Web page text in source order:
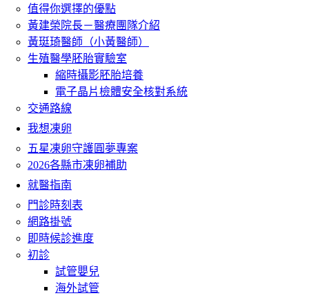
值得你選擇的優點
黃建榮院長－醫療團隊介紹
黃珽琦醫師（小黃醫師）
生殖醫學胚胎實驗室
縮時攝影胚胎培養
電子晶片檢體安全核對系統
交通路線
我想凍卵
五星凍卵守護圓夢專案
2026各縣市凍卵補助
就醫指南
門診時刻表
網路掛號
即時候診進度
初診
試管嬰兒
海外試管